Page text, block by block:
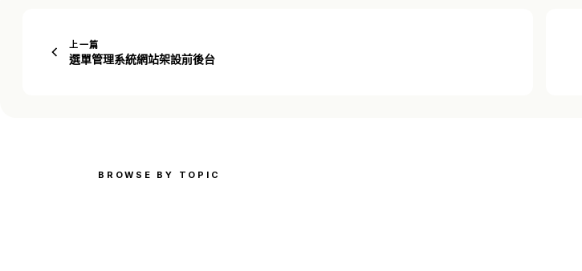
上一篇
選單管理系統網站架設前後台
BROWSE BY TOPIC